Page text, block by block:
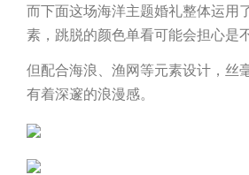
而下面这场海洋主题婚礼整体运用
素，跳脱的颜色单看可能会担心是
但配合海浪、渔网等元素设计，丝
有着深邃的浪漫感。